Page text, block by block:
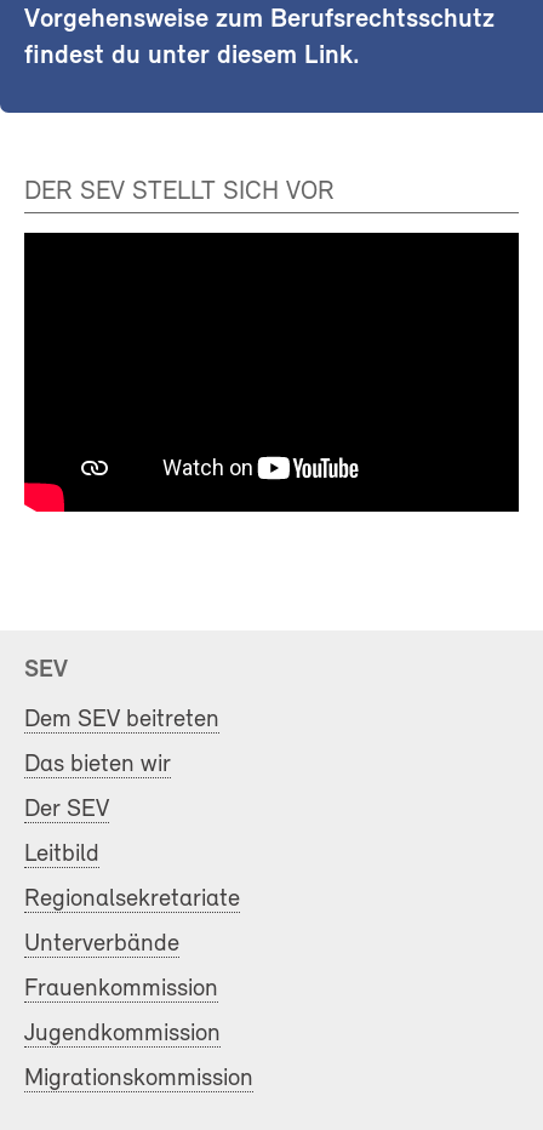
Vorgehensweise zum Berufsrechtsschutz
findest du unter diesem Link.
DER SEV STELLT SICH VOR
SEV
Dem SEV beitreten
Das bieten wir
Der SEV
Leitbild
Regionalsekretariate
Unterverbände
Frauenkommission
Jugendkommission
Migrationskommission